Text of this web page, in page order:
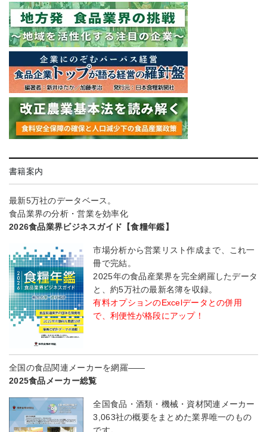
書籍案内
最新5万社のデータベース。
食品業界の分析・営業を効率化
2026食品業界ビジネスガイド【食糧年鑑】
市場分析から営業リスト作成まで、これ一
冊で完結。
2025年の食品産業界を完全網羅したデータ
と、約5万社の最新名簿を収録。
有料オプションのExcelデータとの併用
で、利便性が格段にアップ！
全国の食品関連メーカーを網羅――
2025食品メーカー総覧
全国食品・酒類・機械・資材関連メーカー
3,063社の概要をまとめた業界唯一のもの